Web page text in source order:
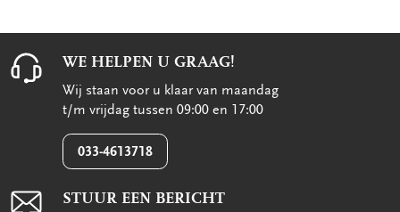
WE HELPEN U GRAAG!
Wij staan voor u klaar van maandag
t/m vrijdag tussen 09:00 en 17:00
033-4613718
STUUR EEN BERICHT